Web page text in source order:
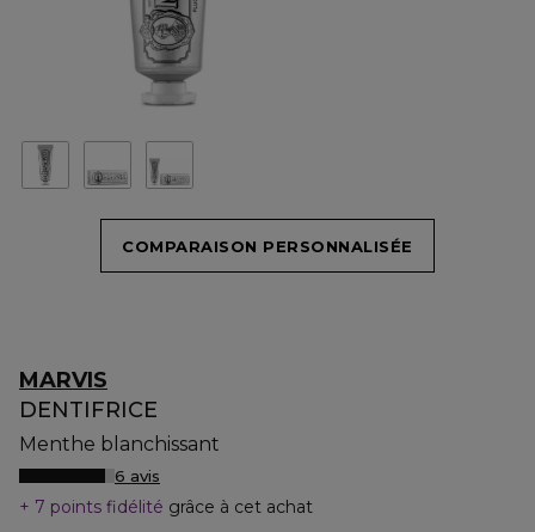
COMPARAISON PERSONNALISÉE
MARVIS
DENTIFRICE
Menthe blanchissant
6 avis
7 points fidélité grâce à cet achat